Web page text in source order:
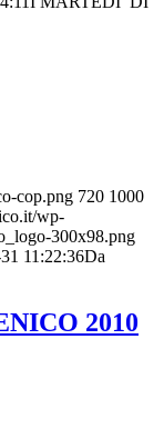
cop.png 720 1000
wp-
300x98.png
11:22:36Da
2010